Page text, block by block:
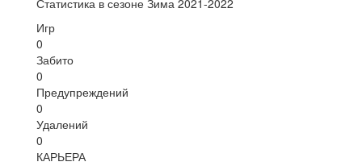
Статистика в сезоне Зима 2021-2022
Игр
0
Забито
0
Предупреждений
0
Удалений
0
КАРЬЕРА